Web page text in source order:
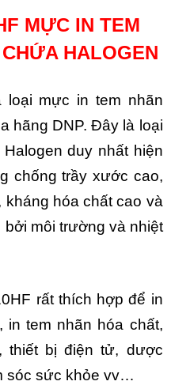
MỰC IN TEM
HALOGEN
loại mực in tem nhãn
hãng DNP. Đây là loại
duy nhất hiện
chống trầy xước cao,
kháng hóa chất cao và
môi trường và nhiệt
rất thích hợp để in
in tem nhãn hóa chất,
thiết bị điện tử, dược
sóc sức khỏe vv…